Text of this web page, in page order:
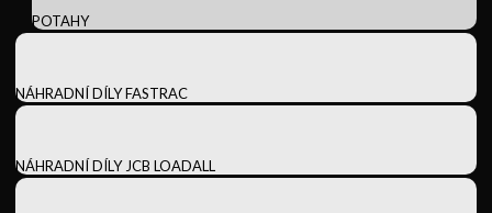
POTAHY
NÁHRADNÍ DÍLY FASTRAC
NÁHRADNÍ DÍLY JCB LOADALL